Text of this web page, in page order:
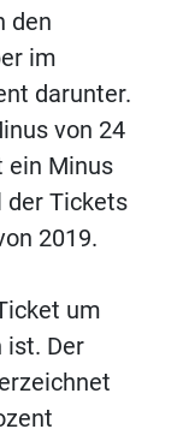
den
im
darunter.
von 24
ein Minus
der Tickets
2019.
um
ist. Der